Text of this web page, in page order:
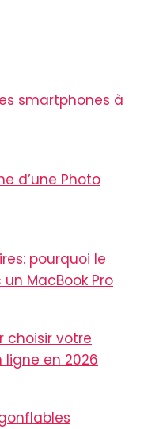
smartphones à
d’une Photo
pourquoi le
MacBook Pro
choisir votre
en 2026